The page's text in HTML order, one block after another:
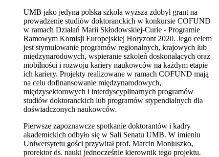
UMB jako jedyna polska szkoła wyższa zdobył grant na
prowadzenie studiów doktoranckich w konkursie COFUND
w ramach Działań Marii Skłodowskiej-Curie - Programie
Ramowym Komisji Europejskiej Horyzont 2020. Jego celem
jest stymulowanie programów regionalnych, krajowych lub
międzynarodowych, wspieranie szkoleń doskonalących oraz
mobilności i rozwoju kariery naukowców na każdym etapie
ich kariery. Projekty realizowane w ramach COFUND mają
na celu dofinansowanie międzynarodowych,
międzysektorowych i interdyscyplinarnych programów
studiów doktoranckich lub programów stypendialnych dla
doświadczonych naukowców.
Pierwsze zapoznawcze spotkanie doktorantów i kadry
akademickich odbyło się w Sali Senatu UMB. W imieniu
Uniwersytetu gości przywitał prof. Marcin Moniuszko,
prorektor ds. nauki jednocześnie kierownik tego projektu.